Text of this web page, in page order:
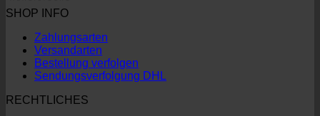
SHOP INFO
Zahlungsarten
Versandarten
Bestellung verfolgen
Sendungsverfolgung DHL
RECHTLICHES